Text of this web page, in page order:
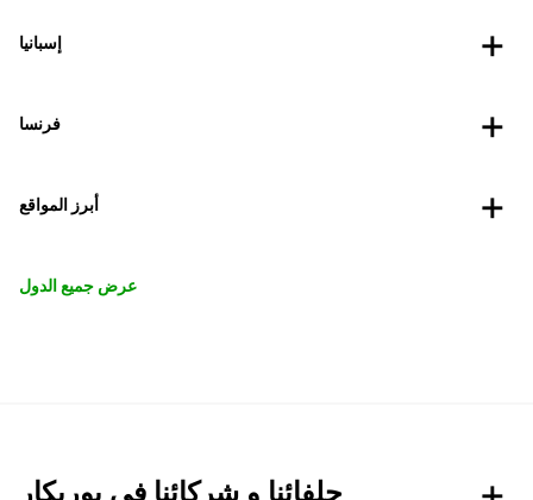
إسبانيا
فرنسا
أبرز المواقع
عرض جميع الدول
حلفائنا و شركائنا في يوربكار